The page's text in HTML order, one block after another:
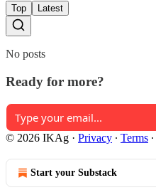
Top Latest
No posts
Ready for more?
© 2026 IKAg · Privacy ∙ Terms ∙
Start your Substack